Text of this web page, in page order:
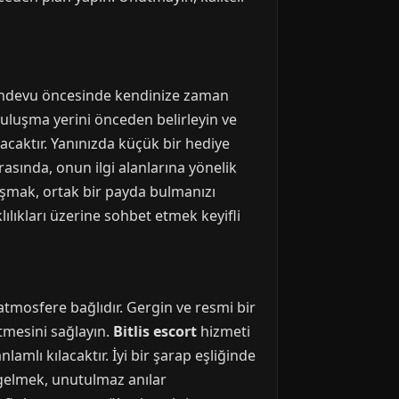
öncesinde kendinize zaman
yerini önceden belirleyin ve
Yanınızda küçük bir hediye
onun ilgi alanlarına yönelik
ortak bir payda bulmanızı
üzerine sohbet etmek keyifli
bağlıdır. Gergin ve resmi bir
sağlayın. Bitlis escort hizmeti
kılacaktır. İyi bir şarap eşliğinde
unutulmaz anılar